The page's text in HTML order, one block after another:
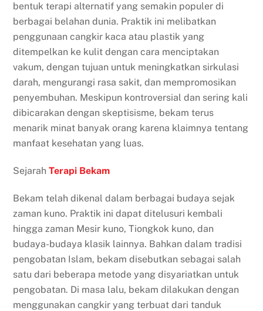
bentuk terapi alternatif yang semakin populer di
berbagai belahan dunia. Praktik ini melibatkan
penggunaan cangkir kaca atau plastik yang
ditempelkan ke kulit dengan cara menciptakan
vakum, dengan tujuan untuk meningkatkan sirkulasi
darah, mengurangi rasa sakit, dan mempromosikan
penyembuhan. Meskipun kontroversial dan sering kali
dibicarakan dengan skeptisisme, bekam terus
menarik minat banyak orang karena klaimnya tentang
manfaat kesehatan yang luas.
SejarahTerapi Bekam
Bekam telah dikenal dalam berbagai budaya sejak
zaman kuno. Praktik ini dapat ditelusuri kembali
hingga zaman Mesir kuno, Tiongkok kuno, dan
budaya-budaya klasik lainnya. Bahkan dalam tradisi
pengobatan Islam, bekam disebutkan sebagai salah
satu dari beberapa metode yang disyariatkan untuk
pengobatan. Di masa lalu, bekam dilakukan dengan
menggunakan cangkir yang terbuat dari tanduk